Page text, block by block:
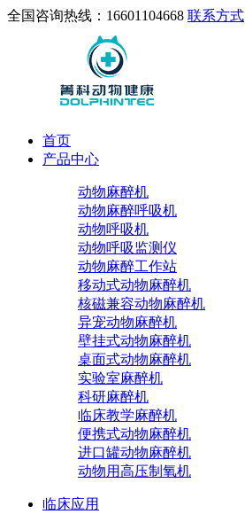
全国咨询热线：16601104668 联系方式
首页
产品中心
动物麻醉机
动物麻醉呼吸机
动物呼吸机
动物呼吸监测仪
动物麻醉工作站
移动式动物麻醉机
核磁兼容动物麻醉机
异宠动物麻醉机
壁挂式动物麻醉机
桌面式动物麻醉机
实验室麻醉机
科研麻醉机
临床教学麻醉机
便携式动物麻醉机
进口罐动物麻醉机
动物用高压制氧机
临床应用